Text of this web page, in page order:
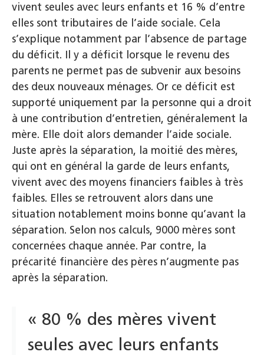
vivent seules avec leurs enfants et 16 % d’entre
elles sont tributaires de l’aide sociale. Cela
s’explique notamment par l’absence de partage
du déficit. Il y a déficit lorsque le revenu des
parents ne permet pas de subvenir aux besoins
des deux nouveaux ménages. Or ce déficit est
supporté uniquement par la personne qui a droit
à une contribution d’entretien, généralement la
mère. Elle doit alors demander l’aide sociale.
Juste après la séparation, la moitié des mères,
qui ont en général la garde de leurs enfants,
vivent avec des moyens financiers faibles à très
faibles. Elles se retrouvent alors dans une
situation notablement moins bonne qu’avant la
séparation. Selon nos calculs, 9000 mères sont
concernées chaque année. Par contre, la
précarité financière des pères n’augmente pas
après la séparation.
« 80 % des mères vivent
seules avec leurs enfants